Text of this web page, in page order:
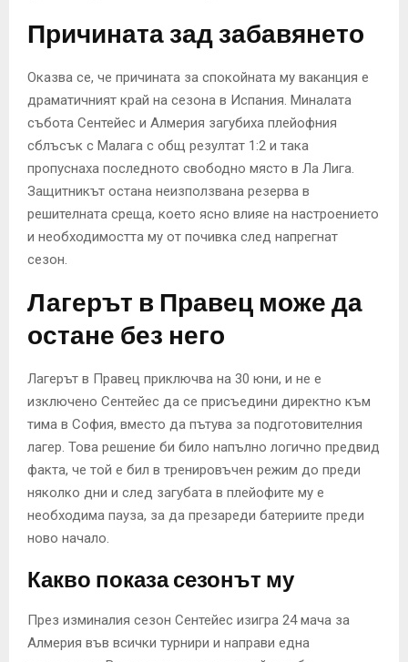
Причината зад забавянето
Оказва се, че причината за спокойната му ваканция е
драматичният край на сезона в Испания. Миналата
събота Сентейес и Алмерия загубиха плейофния
сблъсък с Малага с общ резултат 1:2 и така
пропуснаха последното свободно място в Ла Лига.
Защитникът остана неизползвана резерва в
решителната среща, което ясно влияе на настроението
и необходимостта му от почивка след напрегнат
сезон.
Лагерът в Правец може да
остане без него
Лагерът в Правец приключва на 30 юни, и не е
изключено Сентейес да се присъедини директно към
тима в София, вместо да пътува за подготовителния
лагер. Това решение би било напълно логично предвид
факта, че той е бил в тренировъчен режим до преди
няколко дни и след загубата в плейофите му е
необходима пауза, за да презареди батериите преди
ново начало.
Какво показа сезонът му
През изминалия сезон Сентейес изигра 24 мача за
Алмерия във всички турнири и направи една